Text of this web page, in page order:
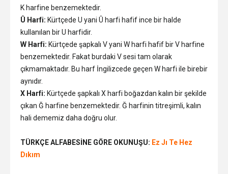
K harfine benzemektedir.
Û Harfi: Kürtçede U yani Û harfi hafif ince bir halde
kullanılan bir U harfidir.
W Harfi: Kürtçede şapkalı V yani W harfi hafif bir V harfine
benzemektedir. Fakat burdaki V sesi tam olarak
çıkmamaktadır. Bu harf İngilizcede geçen W harfi ile birebir
aynıdır.
X Harfi: Kürtçede şapkalı X harfi boğazdan kalın bir şekilde
çıkan Ğ harfine benzemektedir. Ğ harfinin titreşimli, kalın
hali dememiz daha doğru olur.
TÜRKÇE ALFABESİNE GÖRE OKUNUŞU: Ez Jı Te Hez
Dıkım